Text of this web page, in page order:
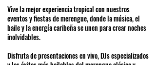
Vive la mejor experiencia tropical con nuestros
eventos y fiestas de merengue, donde la música, el
baile y la energía caribeña se unen para crear noches
inolvidables.
Disfruta de presentaciones en vivo, DJs especializados